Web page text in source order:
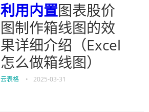
利用内置图表股价
图制作箱线图的效
果详细介绍（Excel
怎么做箱线图）
云表格 • 2025-03-31